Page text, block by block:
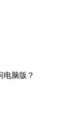
电脑版？